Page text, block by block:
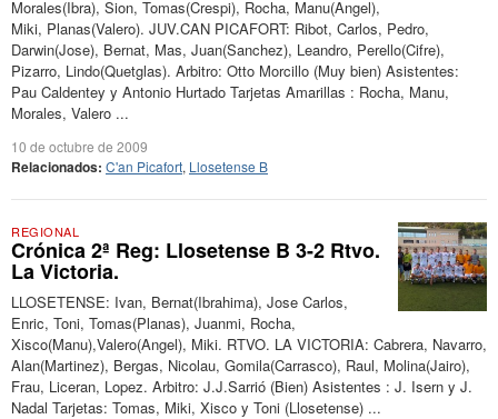
Morales(Ibra), Sion, Tomas(Crespi), Rocha, Manu(Angel),
Miki, Planas(Valero). JUV.CAN PICAFORT: Ribot, Carlos, Pedro,
Darwin(Jose), Bernat, Mas, Juan(Sanchez), Leandro, Perello(Cifre),
Pizarro, Lindo(Quetglas). Arbitro: Otto Morcillo (Muy bien) Asistentes:
Pau Caldentey y Antonio Hurtado Tarjetas Amarillas : Rocha, Manu,
Morales, Valero ...
10 de octubre de 2009
Relacionados: C'an Picafort, Llosetense B
REGIONAL
Crónica 2ª Reg: Llosetense B 3-2 Rtvo.
La Victoria.
LLOSETENSE: Ivan, Bernat(Ibrahima), Jose Carlos,
Enric, Toni, Tomas(Planas), Juanmi, Rocha,
Xisco(Manu),Valero(Angel), Miki. RTVO. LA VICTORIA: Cabrera, Navarro,
Alan(Martinez), Bergas, Nicolau, Gomila(Carrasco), Raul, Molina(Jairo),
Frau, Liceran, Lopez. Arbitro: J.J.Sarrió (Bien) Asistentes : J. Isern y J.
Nadal Tarjetas: Tomas, Miki, Xisco y Toni (Llosetense) ...